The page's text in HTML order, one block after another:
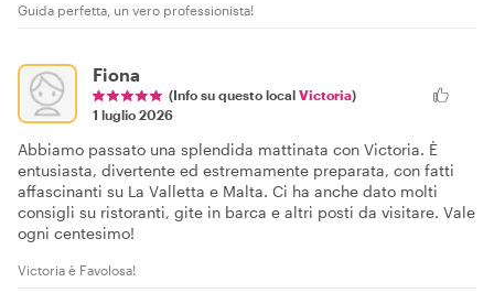
Guida perfetta, un vero professionista!
Fiona
(Info su questo local Victoria)
1 luglio 2026
Abbiamo passato una splendida mattinata con Victoria. È
entusiasta, divertente ed estremamente preparata, con fatti
affascinanti su La Valletta e Malta. Ci ha anche dato molti
consigli su ristoranti, gite in barca e altri posti da visitare. Vale
ogni centesimo!
Victoria è Favolosa!